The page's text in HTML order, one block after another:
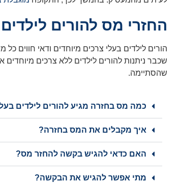
החזרי מס להורים
שהסתיימה.
כמה מס בחזרה מגיע להורים לילדים
איך מקבלים את המס בחזרה?
האם כדאי להגיש בקשה להחזר מס?
מתי אפשר להגיש את הבקשה?